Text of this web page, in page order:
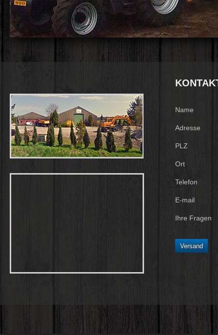
Name
Adresse
PLZ
Ort
Telefon
E-mail
Ihre Fragen